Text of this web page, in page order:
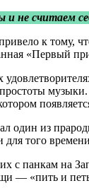
не считаем
к
«Первый
один из
того
с панкам
— «пить и